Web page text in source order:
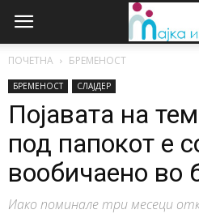
ПОЧЕТНА БРЕМЕНОСТ
БРЕМЕНОСТ СЛАЈДЕР
Појавата на
под папокот е
вообичаено во
Иако поминале три месеци